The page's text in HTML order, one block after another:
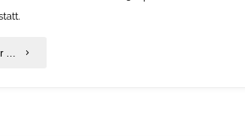
... "CO₂-